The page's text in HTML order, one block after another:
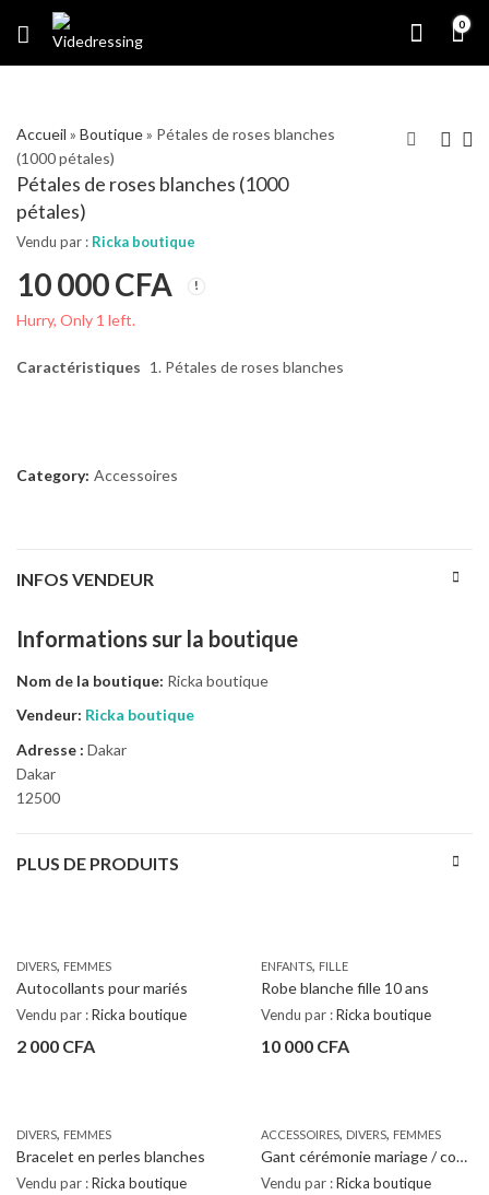
0
Accueil » Boutique» Pétales de roses blanches
(1000 pétales)
Pétales de roses blanches (1000
pétales)
Vendu par : Ricka boutique
10 000CFA
Hurry, Only 1 left.
Caractéristiques Pétales de roses blanches
Category: Accessoires
INFOS VENDEUR
Informations sur la boutique
Nom de la boutique: Ricka boutique
Vendeur: Ricka boutique
Adresse : Dakar
Dakar
12500
PLUS DE PRODUITS
DIVERS, FEMMES
Autocollants pour mariés
Vendu par :Ricka boutique
2 000 CFA
ENFANTS, FILLE
Robe blanche fille 10 ans
Vendu par :Ricka boutique
10 000 CFA
DIVERS, FEMMES
Bracelet en perles blanches
Vendu par :Ricka boutique
ACCESSOIRES, DIVERS, FEMMES
Gant cérémonie mariage / communion
Vendu par :Ricka boutique